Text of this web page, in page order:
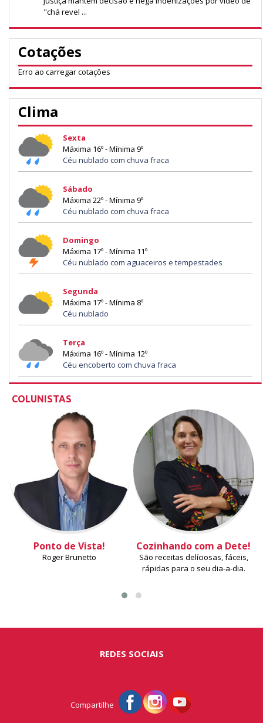
"chá revel ...
Cotações
Erro ao carregar cotações
Clima
Sexta
Máxima 16º - Mínima 9º
Céu nublado com chuva fraca
Sábado
Máxima 22º - Mínima 9º
Céu nublado com chuva fraca
Domingo
Máxima 17º - Mínima 11º
Céu nublado com aguaceiros e tempestades
Segunda
Máxima 17º - Mínima 8º
Céu nublado
Terça
Máxima 16º - Mínima 12º
Céu encoberto com chuva fraca
COLUNISTAS
Ponto de Vista!
Roger Brunetto
Cozinhando com a Dete!
São receitas delíciosas, fáceis,
rápidas para o seu dia-a-dia.
REDES SOCIAIS
Compartilhe